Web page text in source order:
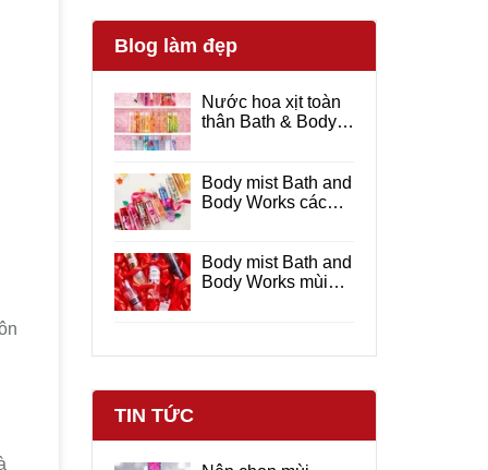
Blog làm đẹp
Nước hoa xịt toàn
thân Bath & Body
Body mist Bath and
Body Works các
Body mist Bath and
Body Works mùi
TIN TỨC